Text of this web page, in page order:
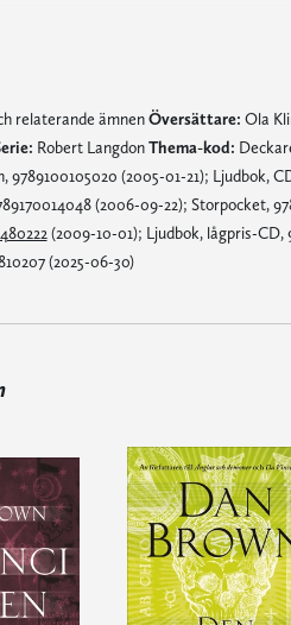
relaterande ämnenÖversättare: Ola
Robert LangdonThema-kod:
9789100105020 (2005-01-21); Ljudbok,
(2006-09-22); Storpocket,
(2009-10-01); Ljudbok, lågpris-CD,
(2025-06-30)